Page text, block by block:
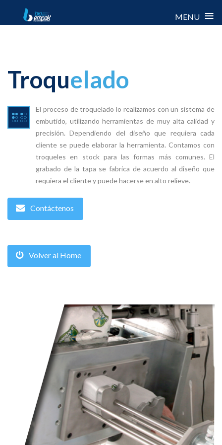
MENU ≡
Troquelado
El proceso de troquelado lo realizamos con un sistema de
embutido, utilizando herramientas de muy alta calidad y
precisión. Dependiendo del diseño que requiera cada
cliente se puede elaborar la herramienta. Contamos con
troqueles en stock para las formas más comunes. El
grabado de la tapa se fabrica de acuerdo al diseño que
requiera el cliente y puede hacerse en alto relieve.
Contáctenos
Volver al Home